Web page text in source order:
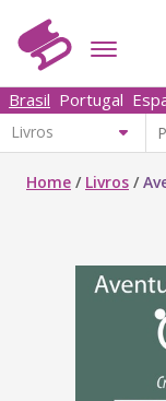
Brasil Portugal
Home / Livros /